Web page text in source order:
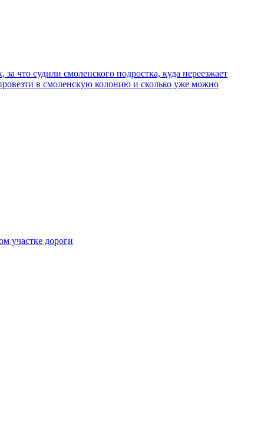
что судили смоленского подростка, куда переезжает
в смоленскую колонию и сколько уже можно
участке дороги